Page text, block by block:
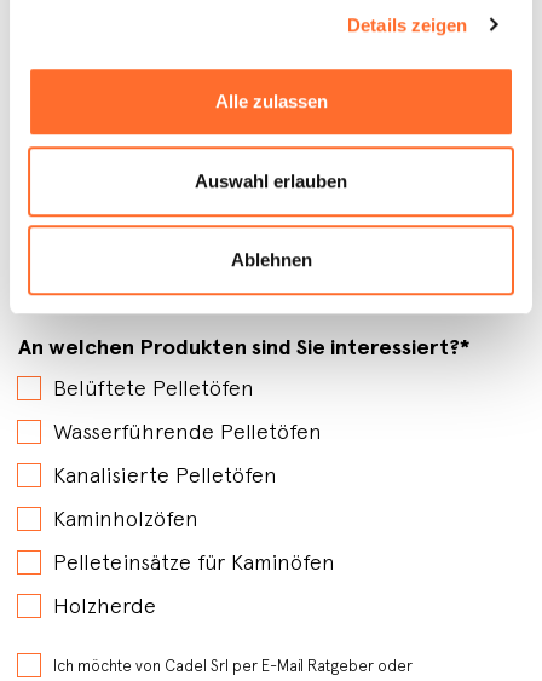
Details zeigen
Alle zulassen
Auswahl erlauben
Ablehnen
An welchen Produkten sind Sie interessiert?*
Belüftete Pelletöfen
Wasserführende Pelletöfen
Kanalisierte Pelletöfen
Kaminholzöfen
Pelleteinsätze für Kaminöfen
Holzherde
Ich möchte von Cadel Srl per E-Mail Ratgeber oder